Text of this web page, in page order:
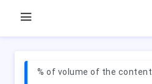
% of volume of the content